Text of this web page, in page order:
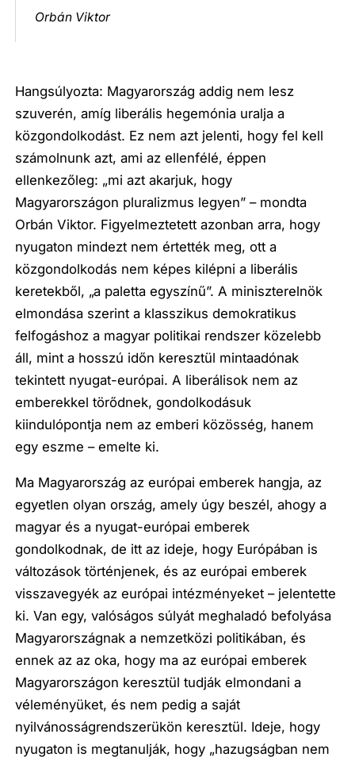
Orbán Viktor
Hangsúlyozta: Magyarország addig nem lesz
szuverén, amíg liberális hegemónia uralja a
közgondolkodást. Ez nem azt jelenti, hogy fel kell
számolnunk azt, ami az ellenfélé, éppen
ellenkezőleg: „mi azt akarjuk, hogy
Magyarországon pluralizmus legyen” – mondta
Orbán Viktor. Figyelmeztetett azonban arra, hogy
nyugaton mindezt nem értették meg, ott a
közgondolkodás nem képes kilépni a liberális
keretekből, „a paletta egyszínű”. A miniszterelnök
elmondása szerint a klasszikus demokratikus
felfogáshoz a magyar politikai rendszer közelebb
áll, mint a hosszú időn keresztül mintaadónak
tekintett nyugat-európai. A liberálisok nem az
emberekkel törődnek, gondolkodásuk
kiindulópontja nem az emberi közösség, hanem
egy eszme – emelte ki.
Ma Magyarország az európai emberek hangja, az
egyetlen olyan ország, amely úgy beszél, ahogy a
magyar és a nyugat-európai emberek
gondolkodnak, de itt az ideje, hogy Európában is
változások történjenek, és az európai emberek
visszavegyék az európai intézményeket – jelentette
ki. Van egy, valóságos súlyát meghaladó befolyása
Magyarországnak a nemzetközi politikában, és
ennek az az oka, hogy ma az európai emberek
Magyarországon keresztül tudják elmondani a
véleményüket, és nem pedig a saját
nyilvánosságrendszerükön keresztül. Ideje, hogy
nyugaton is megtanulják, hogy „hazugságban nem